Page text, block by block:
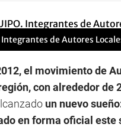
Integrantes de Autores
el movimiento de
con alrededor de
un nuevo
en forma oficial este